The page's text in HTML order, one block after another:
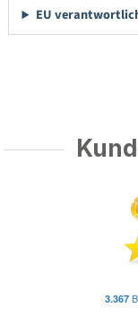
EU